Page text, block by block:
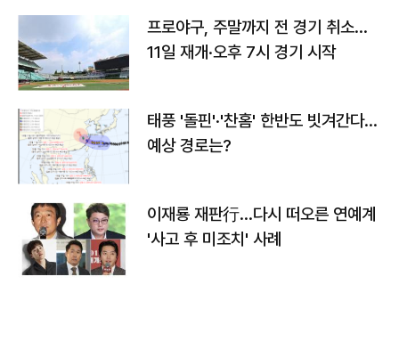
프로야구, 주말까지 전 경기 취소…
11일 재개·오후 7시 경기 시작
태풍 '돌핀'·'찬홈' 한반도 빗겨간다…
예상 경로는?
이재룡 재판行…다시 떠오른 연예계
'사고 후 미조치' 사례